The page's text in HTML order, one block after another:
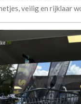
veilig en rijklaar